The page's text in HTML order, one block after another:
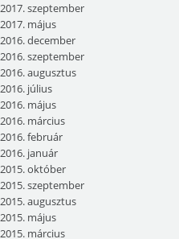
2017. szeptember
2017. május
2016. december
2016. szeptember
2016. augusztus
2016. július
2016. május
2016. március
2016. február
2016. január
2015. október
2015. szeptember
2015. augusztus
2015. május
2015. március